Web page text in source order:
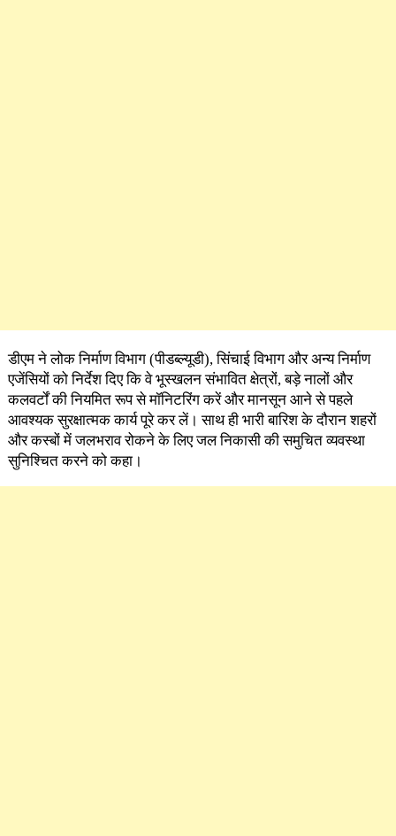
डीएम ने लोक निर्माण विभाग (पीडब्ल्यूडी), सिंचाई विभाग और अन्य निर्माण
एजेंसियों को निर्देश दिए कि वे भूस्खलन संभावित क्षेत्रों, बड़े नालों और
कलवर्टों की नियमित रूप से मॉनिटरिंग करें और मानसून आने से पहले
आवश्यक सुरक्षात्मक कार्य पूरे कर लें। साथ ही भारी बारिश के दौरान शहरों
और कस्बों में जलभराव रोकने के लिए जल निकासी की समुचित व्यवस्था
सुनिश्चित करने को कहा।